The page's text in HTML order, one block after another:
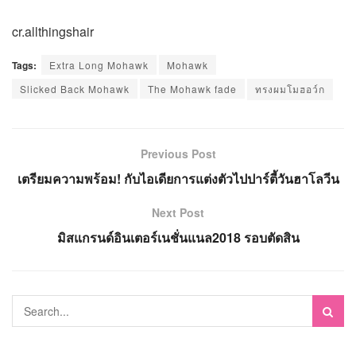
cr.allthingshair
Tags: Extra Long Mohawk
Mohawk
Slicked Back Mohawk
The Mohawk fade ทรงผมโมฮอว์ก
Previous Post
เตรียมความพร้อม! กับไอเดียการแต่งตัวไปปาร์ตี้วันฮาโลวีน
Next Post
มิสแกรนด์อินเตอร์เนชั่นแนล2018 รอบตัดสิน